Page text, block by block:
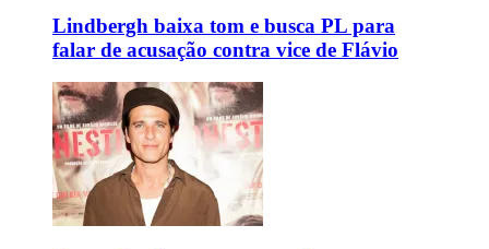
Lindbergh baixa tom e busca PL para
falar de acusação contra vice de Flávio